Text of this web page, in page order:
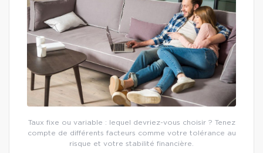
Taux fixe ou variable : lequel devriez-vous choisir ? Tenez
compte de différents facteurs comme votre tolérance au
risque et votre stabilité financière.